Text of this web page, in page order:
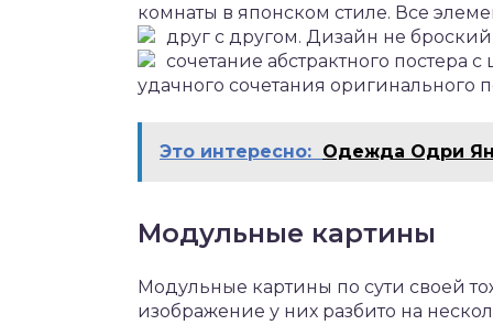
комнаты в японском стиле. Все
друг с другом. Дизайн не
сочетание абстрактного постера
удачного сочетания оригинального
Это интересно: Одежда Одри
Модульные картины
Модульные картины по сути своей
изображение у них разбито на